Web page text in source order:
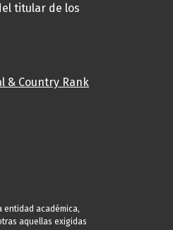
titular de los
entidad académica,
aquellas exigidas